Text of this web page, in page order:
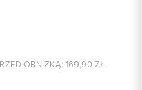
OBNIŻKĄ: 169,90 ZŁ